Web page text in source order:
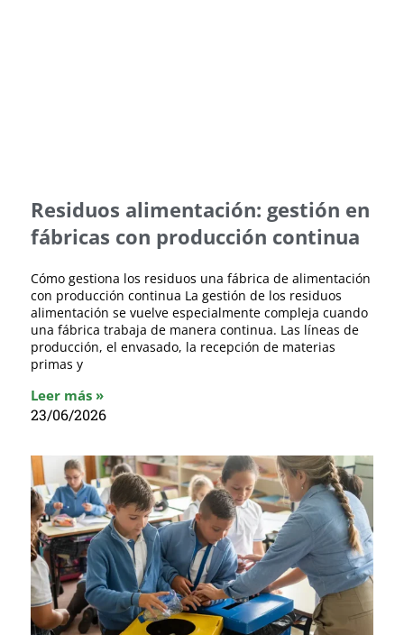
Residuos alimentación: gestión en
fábricas con producción continua
Cómo gestiona los residuos una fábrica de alimentación
con producción continua La gestión de los residuos
alimentación se vuelve especialmente compleja cuando
una fábrica trabaja de manera continua. Las líneas de
producción, el envasado, la recepción de materias
primas y
Leer más »
23/06/2026